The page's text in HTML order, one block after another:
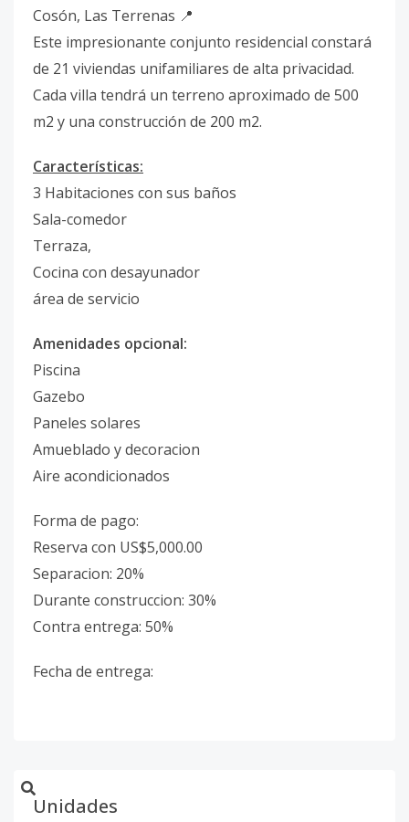
Cosón, Las Terrenas 📍
Este impresionante conjunto residencial constará
de 21 viviendas unifamiliares de alta privacidad.
Cada villa tendrá un terreno aproximado de 500
m2 y una construcción de 200 m2.
Características:
3 Habitaciones con sus baños
Sala-comedor
Terraza,
Cocina con desayunador
área de servicio
Amenidades opcional:
Piscina
Gazebo
Paneles solares
Amueblado y decoracion
Aire acondicionados
Forma de pago:
Reserva con US$5,000.00
Separacion: 20%
Durante construccion: 30%
Contra entrega: 50%
Fecha de entrega:
Unidades